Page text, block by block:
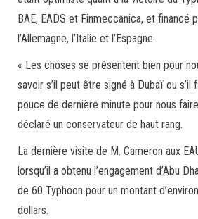
BAE, EADS et Finmeccanica, et financé
l’Allemagne, l’Italie et l’Espagne.
« Les choses se présentent bien pour
savoir s’il peut être signé à Dubaï ou s’il
pouce de dernière minute pour nous
déclaré un conservateur de haut rang.
La dernière visite de M. Cameron aux
lorsqu’il a obtenu l’engagement d’Abu
de 60 Typhoon pour un montant
dollars.